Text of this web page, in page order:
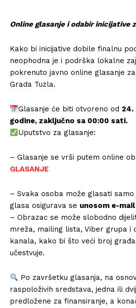
Online glasanje i odabir inicijative
Kako bi inicijative dobile finalnu
neophodna je i podrška lokalne
pokrenuto javno online glasanje
Grada Tuzla.
Glasanje će biti otvoreno od 24.
godine, zaključno sa 00:00 sati.
Uputstvo za glasanje:
– Glasanje se vrši putem online
GLASANJE
– Svaka osoba može glasati
glasa osigurava se unosom e-
– Obrazac se može slobodno
mreža, mailing lista, Viber grupa i
kanala, kako bi što veći broj
učestvuje.
Po završetku glasanja, na
raspoloživih sredstava, jedna ili
predložene za finansiranje, a